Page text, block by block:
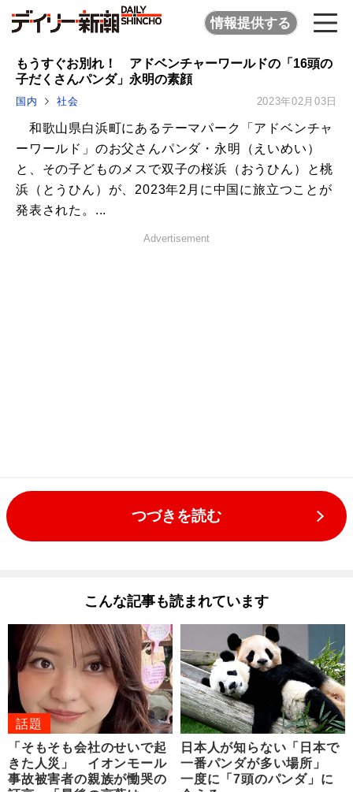
情報提供する
もうすぐお別れ！ アドベンチャーワールドの「16頭の
子だくさんパンダ」永明の素顔
国内 社会 2023年02月03日
和歌山県白浜町にあるテーマパーク「アドベンチャ
ーワールド」のお父さんパンダ・永明（えいめい）
と、その子どものメスで双子の桜浜（おうひん）と桃
浜（とうひん）が、2023年2月に中国に旅立つことが
発表された。...
Advertisement
つづきを読む
こんな記事も読まれています
話題
「そもそも会社のせいで起
きた人災」 イオンモール
事故被害者の親族が慟哭の
日本人が知らない「日本で
一番パンダが多い場所」
一度に「7頭のパンダ」に